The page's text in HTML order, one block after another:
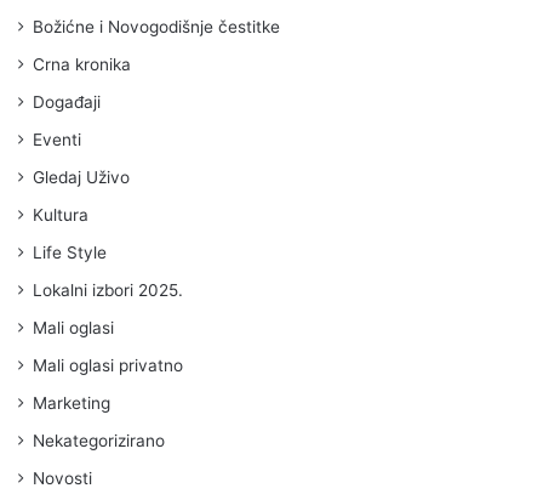
Božićne i Novogodišnje čestitke
Crna kronika
Događaji
Eventi
Gledaj Uživo
Kultura
Life Style
Lokalni izbori 2025.
Mali oglasi
Mali oglasi privatno
Marketing
Nekategorizirano
Novosti